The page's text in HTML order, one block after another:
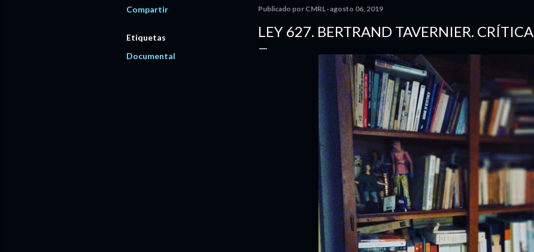
Compartir
Etiquetas
Documental
Publicado por CMRL agosto 06, 2019
LEY 627. BERTRAND TAVERNIER. CRÍTICA